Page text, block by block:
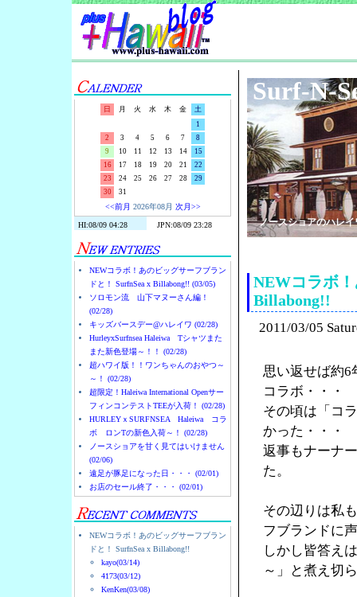
日 月 火 水 木 金
土
1
2
3 4 5 6 7
8
9
10 11 12 13 14
15
16
17 18 19 20 21
22
23
24 25 26 27 28
29
30
31
<<前月 2026年08月 次月>>
NEWコラボ！あのビッグサーフブラン
ドと！ SurfnSea x Billabong!! (03/05)
ソロモン流 山下マヌーさん編！
(02/28)
キッズバースデー@ハレイワ (02/28)
HurleyxSurfnsea Haleiwa Tシャツまた
また新色登場～！！ (02/28)
超ハワイ版！！ワンちゃんのおやつ～
～！ (02/28)
超限定！Haleiwa International Openサー
フィンコンテストTEEが入荷！ (02/28)
HURLEYｘSURFNSEA Haleiwa コラ
ボ ロンTの新色入荷～！ (02/28)
ノースショアを甘く見てはいけません
(02/06)
遠足が豚足になった日・・・ (02/01)
お店のセール終了・・・ (02/01)
NEWコラボ！あのビッグサーフブラン
ドと！ SurfnSea x Billabong!!
kayo(03/14)
4173(03/12)
KenKen(03/08)
Surf-N-
ノースショアのハレ
NEWコラボ
Billabong!!
2011/03/05
思い返せば約6
コラボ・・・
その頃は「コ
かった・・・
返事もナーナ
た。
その辺りは私
フブランドに
しかし皆答え
～」と煮え切